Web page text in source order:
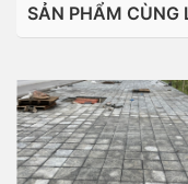
SẢN PHẨM CÙNG